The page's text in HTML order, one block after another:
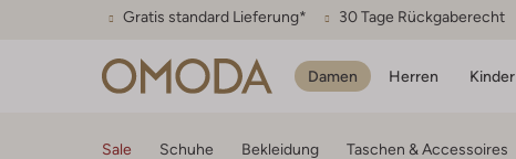
Gratis standard Lieferung* 30 Tage Rückgaberecht
Damen Herren Kinder
Sale Schuhe Bekleidung Taschen & Accessoires